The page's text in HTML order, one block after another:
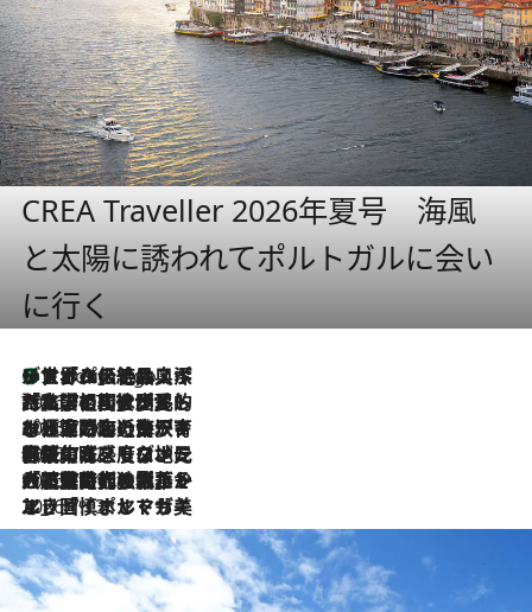
CREA Traveller 2026年夏号 海風
と太陽に誘われてポルトガルに会い
に行く
4 Hours Ago
リスボンの絶品スイーツ「パステル・デ・ナタ」とは？ポルトガル伝統の奥深い世界へ
2026.7.27
「私の祖国はポルトガル語です」国民的詩人フェルナンド・ペソアと、彼が愛した文学の街を歩く
2026.7.26
ポルトガル近海が育む極上の海の幸。キリリと冷えた白ワインと愉しむ、シーフード専門店の贅沢
2026.7.22
伝統の味をモダンに昇華。高感度な地元客が集う、リスボンの最旬ガストロノミー
2026.7.21
大航海時代の栄華から、震災、独裁、そして革命へ。ポルトガル・首都リスボンの石畳に刻まれた「歴史の光と影」
2026.7.13
エッセイ・ヤマザキマリ「慎ましくも美しき国 ポルトガル」